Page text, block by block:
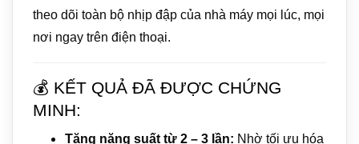
theo dõi toàn bộ nhịp đập của nhà máy mọi lúc, mọi
nơi ngay trên điện thoại.
💰 KẾT QUẢ ĐÃ ĐƯỢC CHỨNG
MINH:
Tăng năng suất từ 2 – 3 lần: Nhờ tối ưu hóa